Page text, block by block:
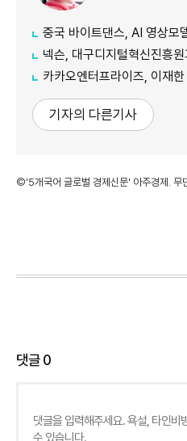
중국 바이트댄스, AI 영상모델 '시
넥슨, 대구디지털혁신진흥원과
카카오엔터프라이즈, 이재
기자의 다른기사
©'5개국어 글로벌 경제신문' 아주경제. 무
댓글0